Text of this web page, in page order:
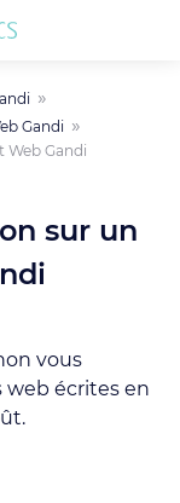
Gandi
Gandi
sur un
vous
web écrites en